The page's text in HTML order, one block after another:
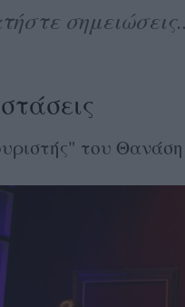
του Θανάση